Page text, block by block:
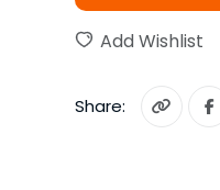
Add Wishlist
Share: